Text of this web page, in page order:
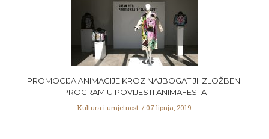
PROMOCIJA ANIMACIJE KROZ NAJBOGATIJI IZLOŽBENI
PROGRAM U POVIJESTI ANIMAFESTA
Kultura i umjetnost 07 lipnja, 2019